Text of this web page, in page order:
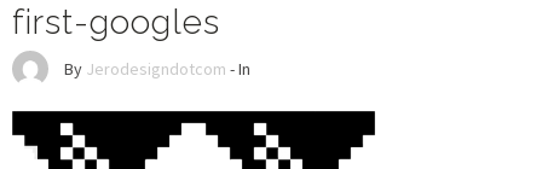
first-googles
By Jerodesigndotcom - In